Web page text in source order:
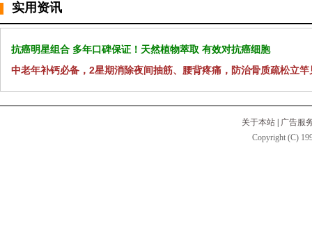
实用资讯
抗癌明星组合 多年口碑保证！天然植物萃取 有效对抗癌细胞
中老年补钙必备，2星期消除夜间抽筋、腰背疼痛，防治骨质疏松立竿
关于本站
广告服
Copyright (C)